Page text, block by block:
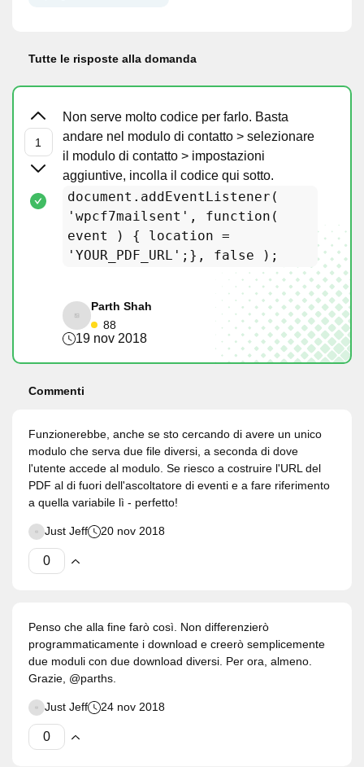
Tutte le risposte alla domanda
Non serve molto codice per farlo. Basta
andare nel modulo di contatto > selezionare
il modulo di contatto > impostazioni
aggiuntive, incolla il codice qui sotto.
document.addEventListener(
'wpcf7mailsent', function(
event ) { location =
'YOUR_PDF_URL';}, false );
Parth Shah
88
19 nov 2018
Commenti
Funzionerebbe, anche se sto cercando di avere un unico
modulo che serva due file diversi, a seconda di dove
l'utente accede al modulo. Se riesco a costruire l'URL del
PDF al di fuori dell'ascoltatore di eventi e a fare riferimento
a quella variabile lì - perfetto!
Just Jeff 20 nov 2018
Penso che alla fine farò così. Non differenzierò
programmaticamente i download e creerò semplicemente
due moduli con due download diversi. Per ora, almeno.
Grazie, @parths.
Just Jeff 24 nov 2018